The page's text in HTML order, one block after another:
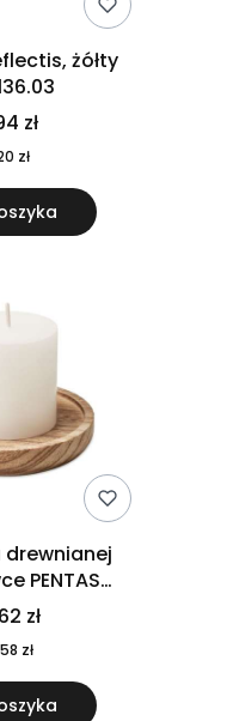
żółty
zł
zł
drewnianej
PENTAS
40
zł
zł